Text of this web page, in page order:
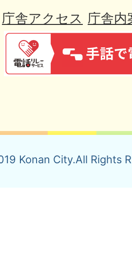
庁舎アクセス 庁舎内
Konan City.All Rights